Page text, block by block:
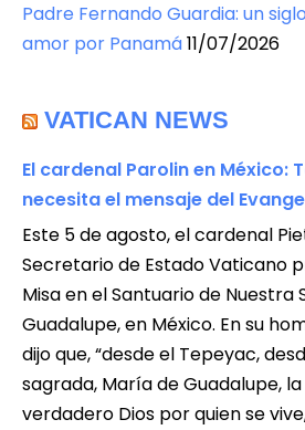
Padre Fernando Guardia: un
amor por Panamá11/07/2026
VATICAN NEWS
El cardenal Parolin en México:
necesita el mensaje del
Este 5 de agosto, el cardenal
Secretario de Estado Vaticano
Misa en el Santuario de Nuestra
Guadalupe, en México. En su
dijo que, “desde el Tepeyac,
sagrada, María de Guadalupe,
verdadero Dios por quien se